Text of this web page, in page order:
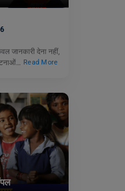
जानकारी देना नहीं,
Read More